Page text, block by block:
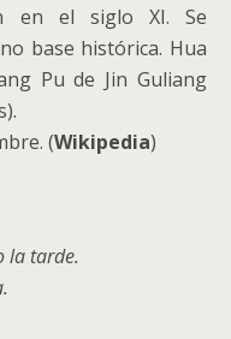
en el siglo XI. Se
base histórica. Hua
Pu de Jin Guliang
(Wikipedia)
la tarde.